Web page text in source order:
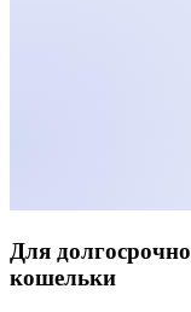
Для
кошельки